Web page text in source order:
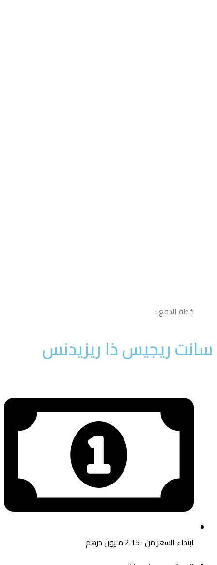
خطة الدفع :
ريجيس ذا ريزيدنس
ابتداء السعر من : 2.15 مليون درهم